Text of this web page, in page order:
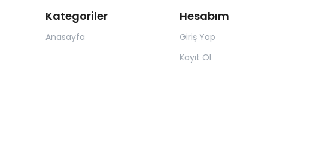
Kategoriler
Anasayfa
Hesabım
Giriş Yap
Kayıt Ol